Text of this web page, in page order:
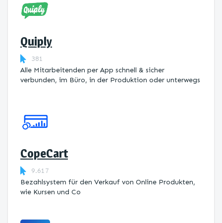
Quiply
381
Alle Mitarbeitenden per App schnell & sicher
verbunden, im Büro, in der Produktion oder unterwegs
CopeCart
9.617
Bezahlsystem für den Verkauf von Online Produkten,
wie Kursen und Co